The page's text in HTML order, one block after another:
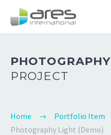
PHOTOGRAPHY
PROJECT
Home
Portfolio Item
Photography Light (Demo)